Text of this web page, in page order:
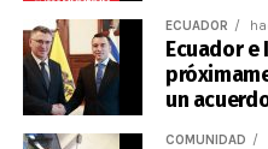
ECUADOR
Ecuador e
un
COMUNIDAD